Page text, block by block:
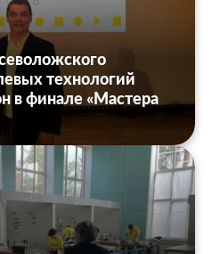
технологий
в финале «Мастера